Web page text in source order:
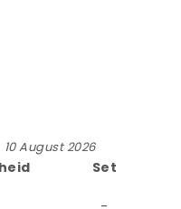
10 August 2026
Set